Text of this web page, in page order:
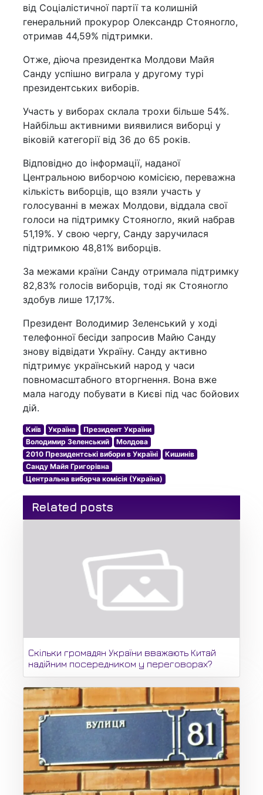
від Соціалістичної партії та колишній
генеральний прокурор Олександр Стояногло,
отримав 44,59% підтримки.
Отже, діюча президентка Молдови Майя
Санду успішно виграла у другому турі
президентських виборів.
Участь у виборах склала трохи більше 54%.
Найбільш активними виявилися виборці у
віковій категорії від 36 до 65 років.
Відповідно до інформації, наданої
Центральною виборчою комісією, переважна
кількість виборців, що взяли участь у
голосуванні в межах Молдови, віддала свої
голоси на підтримку Стояногло, який набрав
51,19%. У свою чергу, Санду заручилася
підтримкою 48,81% виборців.
За межами країни Санду отримала підтримку
82,83% голосів виборців, тоді як Стояногло
здобув лише 17,17%.
Президент Володимир Зеленський у ході
телефонної бесіди запросив Майю Санду
знову відвідати Україну. Санду активно
підтримує український народ у часи
повномасштабного вторгнення. Вона вже
мала нагоду побувати в Києві під час бойових
дій.
Київ Україна
Президент України
Володимир Зеленський
Молдова
2010 Президентські вибори в Україні
Кишинів
Санду Майя Григорівна
Центральна виборча комісія (Україна)
Related posts
Скільки громадян України вважають Китай
надійним посередником у переговорах?